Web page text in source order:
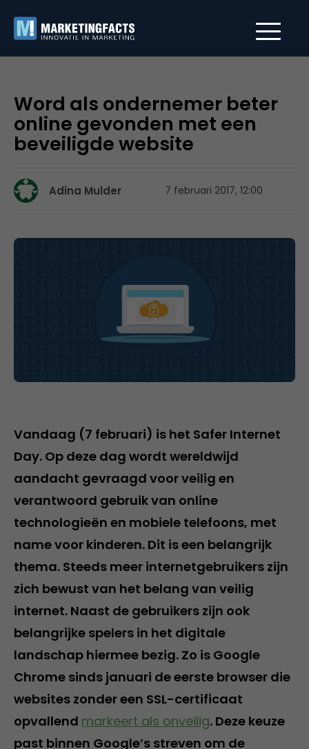
Word als ondernemer beter
online gevonden met een
beveiligde website
Adina Mulder 7 februari 2017, 12:00
Vandaag (7 februari) is het Safer Internet
Day. Op deze dag wordt wereldwijd
aandacht gevraagd voor veilig en
verantwoord gebruik van online
technologieën en mobiele telefoons, met
name voor kinderen. Dit is een belangrijk
thema. Steeds meer internetgebruikers zijn
zich bewust van het belang van veilig
internet. Naast de gebruikers zijn ook
belangrijke spelers in het digitale
landschap hiermee bezig. Zo is Google
Chrome sinds januari de eerste browser die
websites zonder een SSL-certificaat
opvallend markeert als onveilig. Deze keuze
past binnen Google’s streven om de